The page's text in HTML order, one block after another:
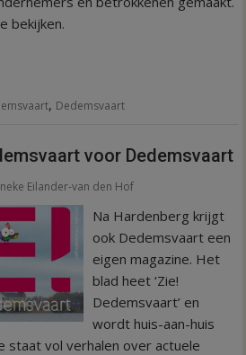
bekijken.
, Dedemsvaart
voor Dedemsvaart
Eilander-van den Hof
Na Hardenberg krijgt
ook Dedemsvaart een
eigen magazine. Het
blad heet ‘Zie!
Dedemsvaart’ en
wordt huis-aan-huis
staat vol verhalen over actuele